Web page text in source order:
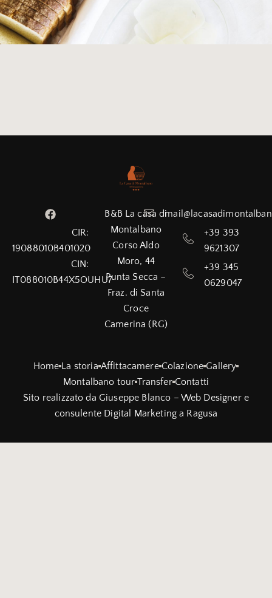
CIR:
19088010B401020
CIN:
IT088010B44X5OUHU7
B&B La casa di
Montalbano
Corso Aldo
Moro, 44
Punta Secca –
Fraz. di Santa
Croce
Camerina (RG)
+39 393
9621307
+39 345
0629047
Home La storia Affittacamere Colazione Gallery
Montalbano tour Transfer Contatti
Sito realizzato da Giuseppe Blanco – Web Designer e
consulente Digital Marketing a Ragusa